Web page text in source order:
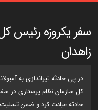
سفر یکروزه رئیس
زاهدان
کل سازمان نظام پرستاری در
حادثه عیادت کرد و ضمن تسلیت